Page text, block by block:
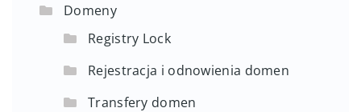
Domeny
Registry Lock
Rejestracja i odnowienia domen
Transfery domen